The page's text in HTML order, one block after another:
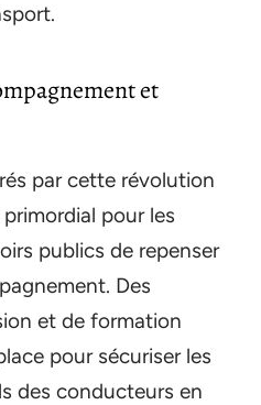
et
par cette révolution
pour les
publics de repenser
Des
et de formation
pour sécuriser les
des conducteurs en